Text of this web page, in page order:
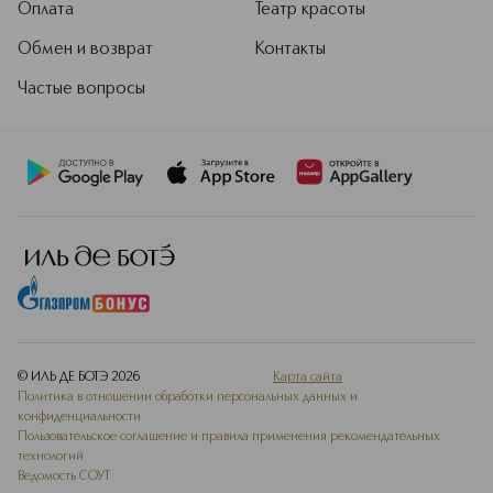
Оплата
Обмен и возврат
Частые вопросы
Театр красоты
Контакты
© ИЛЬ ДЕ БОТЭ 2026
Карта сайта
Политика в отношении обработки персональных данных и
конфиденциальности
Пользовательское соглашение и правила применения рекомендательных
технологий
Ведомость СОУТ